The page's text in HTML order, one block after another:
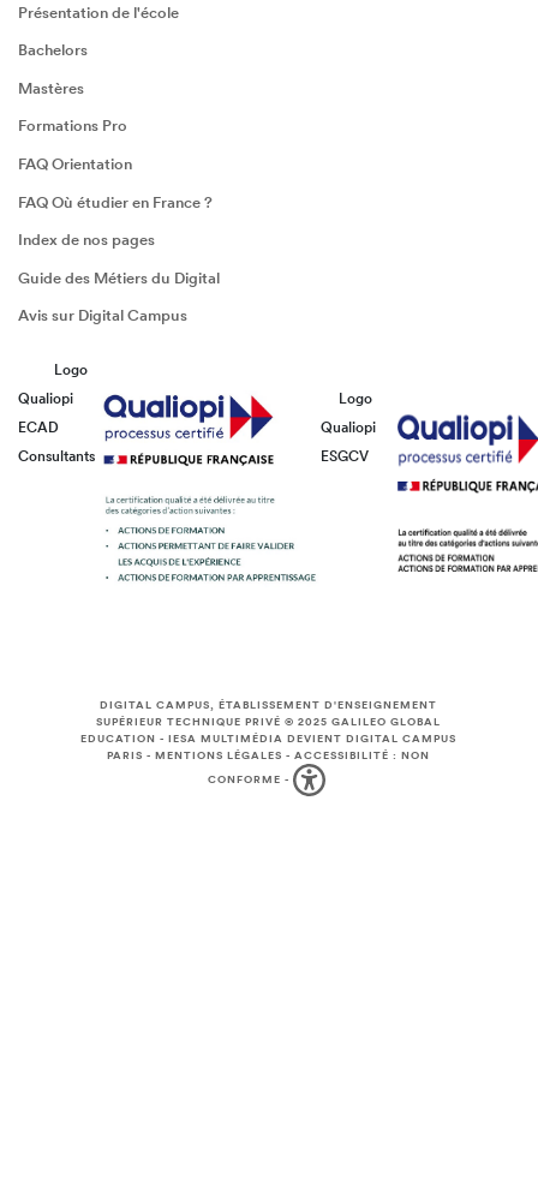
Présentation de l'école
Bachelors
Mastères
Formations Pro
FAQ Orientation
FAQ Où étudier en France ?
Index de nos pages
Guide des Métiers du Digital
Avis sur Digital Campus
Logo
Qualiopi
ECAD
Consultants
Logo
Qualiopi
ESGCV
DIGITAL CAMPUS, ÉTABLISSEMENT D'ENSEIGNEMENT
SUPÉRIEUR TECHNIQUE PRIVÉ © 2025GALILEO GLOBAL
EDUCATION -IESA MULTIMÉDIA DEVIENT DIGITAL CAMPUS
PARIS -MENTIONS LÉGALES -ACCESSIBILITÉ : NON
CONFORME -